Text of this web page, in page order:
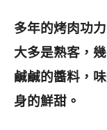
多年的烤肉功
大多是熟客，
鹹鹹的醬料，
身的鮮甜。